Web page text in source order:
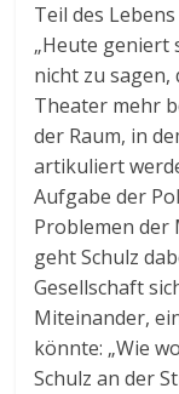
Teil des
„Heute geniert
nicht zu sagen,
Theater mehr
der Raum, in
artikuliert
Aufgabe der
Problemen der
geht Schulz
Gesellschaft
Miteinander,
könnte: „Wie
Schulz an der